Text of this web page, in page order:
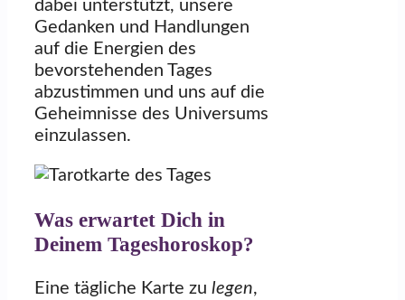
dabei unterstützt, unsere
Gedanken und Handlungen
auf die Energien des
bevorstehenden Tages
abzustimmen und uns auf die
Geheimnisse des Universums
einzulassen.
Was erwartet Dich in
Deinem Tageshoroskop?
Eine tägliche Karte zu legen,